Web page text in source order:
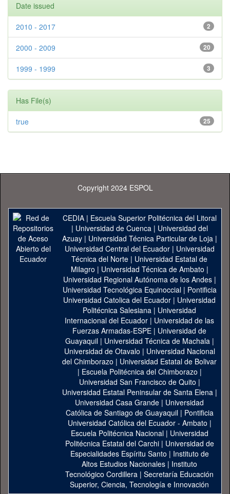
Date issued
2
2010 - 2017
20
2000 - 2009
3
1999 - 1999
Has File(s)
25
true
Copyright 2024 ESPOL
CEDIA| Escuela Superior Politécnica del Litoral
| Universidad de Cuenca| Universidad del
Azuay| Universidad Técnica Particular de Loja|
Universidad Central del Ecuador| Universidad
Técnica del Norte | Universidad Estatal de
Milagro | Universidad Técnica de Ambato |
Universidad Regional Autónoma de los Andes|
Universidad Tecnológica Equinoccial| Pontificia
Universidad Catolica del Ecuador | Universidad
Politécnica Salesiana | Universidad
Internacional del Ecuador | Universidad de las
Fuerzas Armadas-ESPE | Universidad de
Guayaquil| Universidad Técnica de Machala|
Universidad de Otavalo | Universidad Nacional
del Chimborazo | Universidad Estatal de Bolivar
| Escuela Politécnica del Chimborazo |
Universidad San Francisco de Quito |
Universidad Estatal Peninsular de Santa Elena|
Universidad Casa Grande | Universidad
Católica de Santiago de Guayaquil| Pontificia
Universidad Católica del Ecuador - Ambato |
Escuela Politécnica Nacional| Universidad
Politécnica Estatal del Carchi| Universidad de
Especialidades Espíritu Santo | Instituto de
Altos Estudios Nacionales | Instituto
Tecnológico Cordillera | Secretaría Educación
Superior, Ciencia, Tecnología e Innovación